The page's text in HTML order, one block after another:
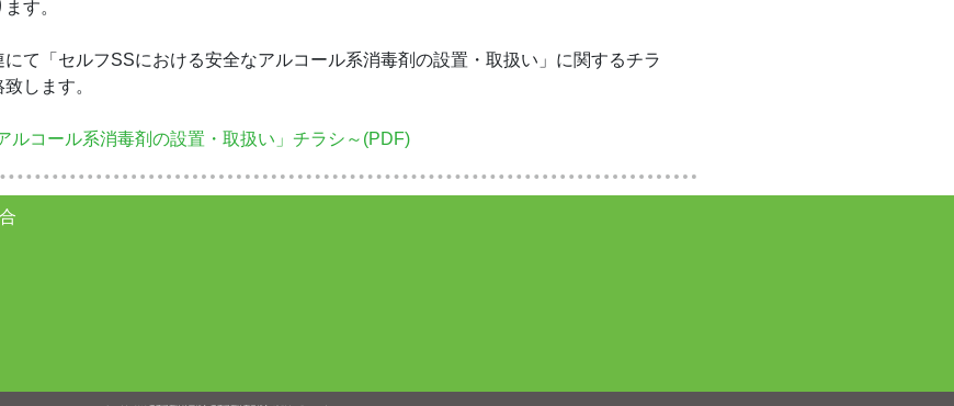
す。
て「セルフSSにおける安全なアルコール系消毒剤の設置・取扱い」に関するチラ
します。
ルコール系消毒剤の設置・取扱い」チラシ～(PDF)